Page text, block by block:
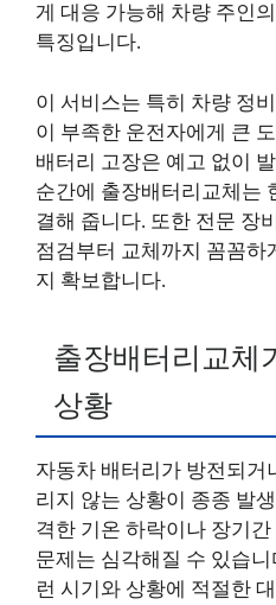
게 대응 가능해 차량 주인
특징입니다.
이 서비스는 특히 차량 정
이 부족한 운전자에게 큰
배터리 고장은 예고 없이
순간에 출장배터리교체는
결해 줍니다. 또한 전문 장
점검부터 교체까지 꼼꼼하
지 확보합니다.
출장배터리교체
상황
자동차 배터리가 방전되거
리지 않는 상황이 종종 발
격한 기온 하락이나 장기
문제는 심각해질 수 있습니
런 시기와 상황에 적절한